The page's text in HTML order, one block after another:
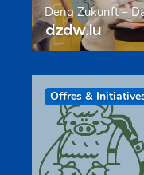
Deng Zukunft –
dzdw.lu
Offres &